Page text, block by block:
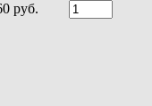
руб.